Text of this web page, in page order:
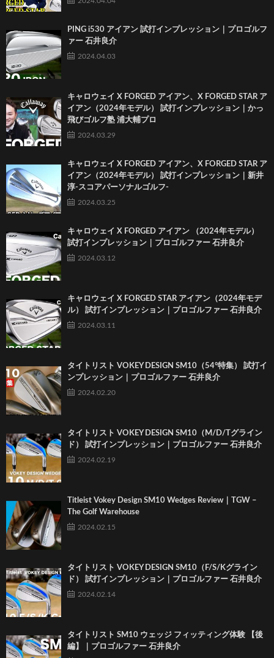
PING i530 アイアン 試打インプレッション｜プロゴルフ
ァー 石井良介
2024.04.03
キャロウェイ X FORGED アイアン、X FORGED STAR ア
イアン（2024年モデル） 試打インプレッション｜かっ
飛びゴルフ塾 浦大輔プロ
2024.03.29
キャロウェイ X FORGED アイアン、X FORGED STAR ア
イアン（2024年モデル） 試打インプレッション｜新井
淳-スコアパーソナルゴルフ-
2024.03.25
キャロウェイ X FORGED アイアン （2024年モデル）
試打インプレッション｜プロゴルファー 石井良介
2024.03.12
キャロウェイ X FORGED STAR アイアン（2024年モデ
ル） 試打インプレッション｜プロゴルファー 石井良介
2024.03.11
タイトリスト VOKEY DESIGN SM10（54°特集） 試打イ
ンプレッション｜プロゴルファー 石井良介
2024.02.20
タイトリスト VOKEY DESIGN SM10（M/D/Tグライン
ド） 試打インプレッション｜プロゴルファー 石井良介
2024.02.19
Titleist Vokey Design SM10 Wedges Review｜TGW –
The Golf Warehouse
2024.02.15
タイトリスト VOKEY DESIGN SM10（F/S/Kグライン
ド） 試打インプレッション｜プロゴルファー 石井良介
2024.02.14
タイトリスト SM10 ウェッジ フィッティング体験 【後
編】｜プロゴルファー 石井良介